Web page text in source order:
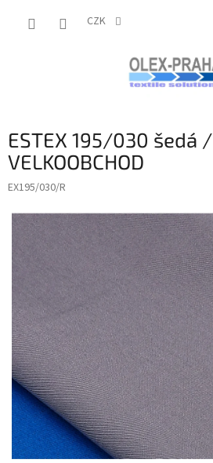
CZK
ESTEX 195/030 šedá /
VELKOOBCHOD
EX195/030/R